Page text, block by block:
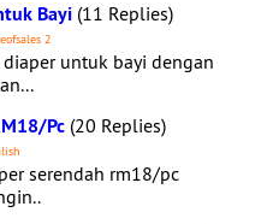
Bayi (11 Replies)
2
untuk bayi dengan
Pc (20 Replies)
serendah rm18/pc